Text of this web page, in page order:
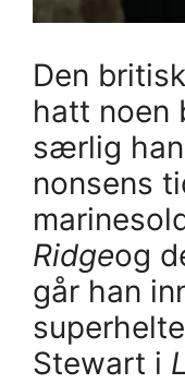
Den
hatt noen
særlig
nonsens
Ridgeog
går han
Stewart i